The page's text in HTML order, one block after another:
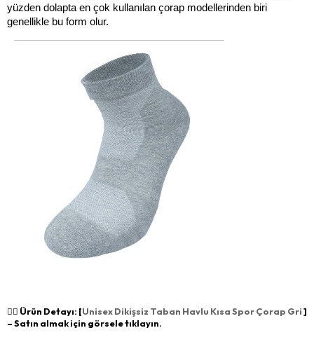
yüzden dolapta en çok kullanılan çorap modellerinden biri
genellikle bu form olur.
👉🏻 Ürün Detayı: [Unisex Dikişsiz Taban Havlu Kısa Spor Çorap Gri]
– Satın almak için görsele tıklayın.